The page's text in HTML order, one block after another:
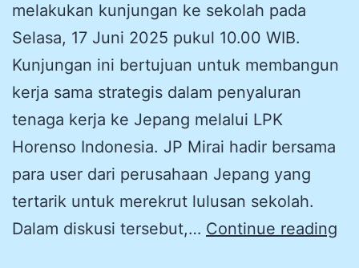
melakukan kunjungan ke sekolah pada
Selasa, 17 Juni 2025 pukul 10.00 WIB.
Kunjungan ini bertujuan untuk membangun
kerja sama strategis dalam penyaluran
tenaga kerja ke Jepang melalui LPK
Horenso Indonesia. JP Mirai hadir bersama
para user dari perusahaan Jepang yang
tertarik untuk merekrut lulusan sekolah.
Dalam diskusi tersebut,… Continue reading